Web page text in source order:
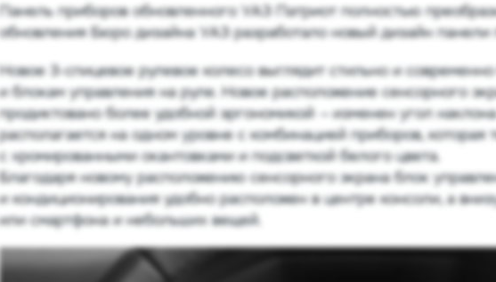
Панель приборов обновленного УАЗ Патриот полностью
Бюро дизайна УАЗ разработало новый дизайн панели
3-спицевоерулевое колесо выглядит стильно и
блокам управления на руле. Новое расположение сенсорного
более удобной эргономикой — изменен угол
на одном уровне с комбинацией приборов, которая
хромированными окантовками и подсветкой белого цвета.
новому расположению сенсорного экрана блок
кондиционирования удобно расположен в центре консоли, а
смартфона и небольших вещей.